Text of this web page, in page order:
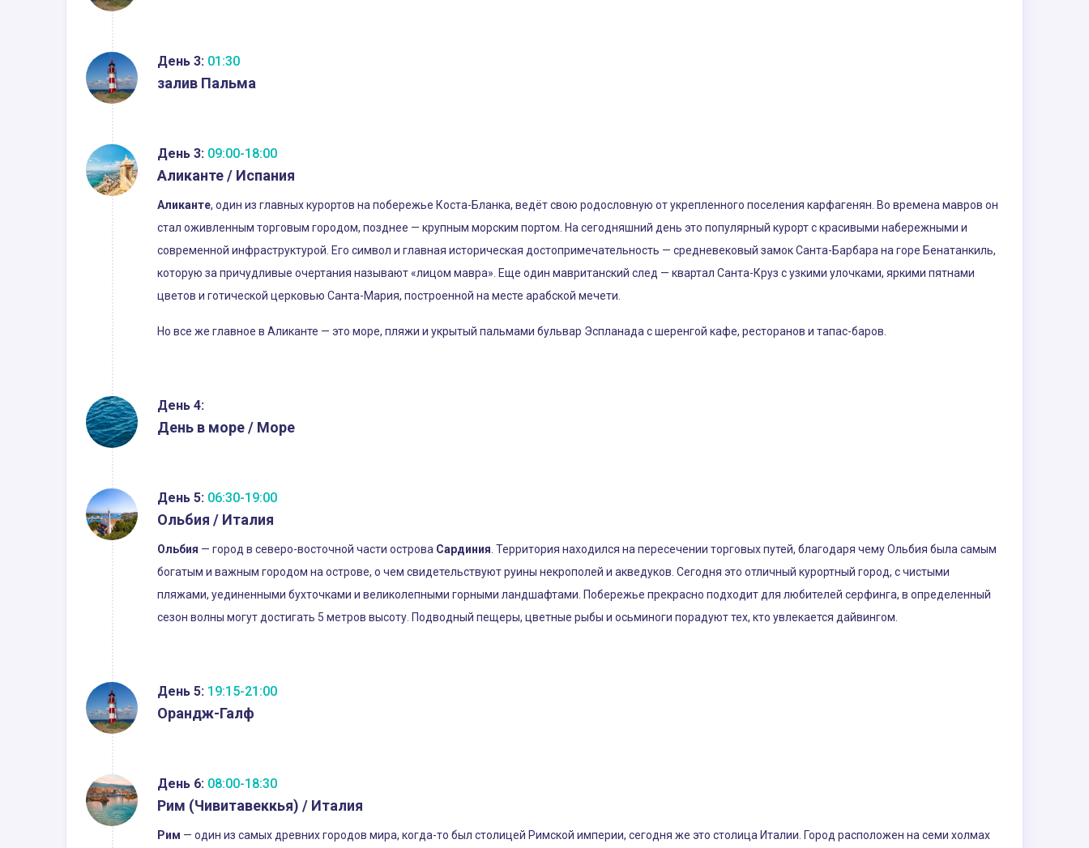
День 3: 01:30
залив Пальма
День 3: 09:00-18:00
Аликанте / Испания
Аликанте, один из главных курортов на побережье Коста-Бланка, ведёт свою родословную от укрепленного поселения карфагенян. Во времена мавров он
стал оживленным торговым городом, позднее — крупным морским портом. На сегодняшний день это популярный курорт с красивыми набережными и
современной инфраструктурой. Его символ и главная историческая достопримечательность — средневековый замок Санта-Барбара на горе Бенатанкиль,
которую за причудливые очертания называют «лицом мавра». Еще один мавританский след — квартал Санта-Круз с узкими улочками, яркими пятнами
цветов и готической церковью Санта-Мария, построенной на месте арабской мечети.
Но все же главное в Аликанте — это море, пляжи и укрытый пальмами бульвар Эспланада с шеренгой кафе, ресторанов и тапас-баров.
День 4:
День в море / Море
День 5: 06:30-19:00
Ольбия / Италия
Ольбия — город в северо-восточной части острова Сардиния . Территория находился на пересечении торговых путей, благодаря чему Ольбия была самым
богатым и важным городом на острове, о чем свидетельствуют руины некрополей и акведуков. Сегодня это отличный курортный город, с чистыми
пляжами, уединенными бухточками и великолепными горными ландшафтами. Побережье прекрасно подходит для любителей серфинга, в определенный
сезон волны могут достигать 5 метров высоту. Подводный пещеры, цветные рыбы и осьминоги порадуют тех, кто увлекается дайвингом.
День 5: 19:15-21:00
Орандж-Галф
День 6: 08:00-18:30
Рим (Чивитавеккья) / Италия
Рим — один из самых древних городов мира, когда-то был столицей Римской империи, сегодня же это столица Италии. Город расположен на семи холмах